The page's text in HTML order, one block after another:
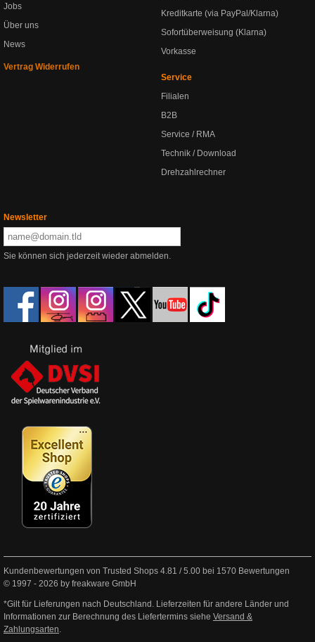
Jobs
Über uns
News
Vertrag Widerrufen
Kreditkarte (via PayPal/Klarna)
Sofortüberweisung (Klarna)
Vorkasse
Service
Filialen
B2B
Service / RMA
Technik / Download
Drehzahlrechner
Newsletter
Sie können sich jederzeit wieder abmelden.
Kundenbewertungen von Trusted Shops 4.81 /5.00 bei 1570 Bewertungen
© 1997 - 2026 by freakware GmbH
*Gilt für Lieferungen nach Deutschland. Lieferzeiten für andere Länder und
Informationen zur Berechnung des Liefertermins siehe Versand &
Zahlungsarten.